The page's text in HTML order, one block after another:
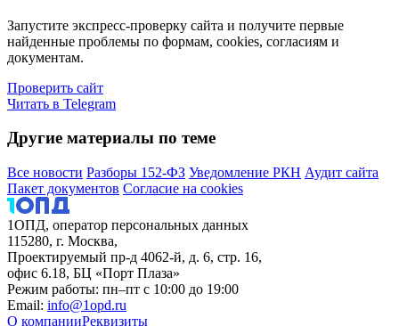
Запустите экспресс-проверку сайта и получите первые
найденные проблемы по формам, cookies, согласиям и
документам.
Проверить сайт
Читать в Telegram
Другие материалы по теме
Все новости Разборы 152-ФЗ Уведомление РКН Аудит сайта
Пакет документов Согласие на cookies
1ОПД, оператор персональных данных
115280, г. Москва,
Проектируемый пр-д 4062-й, д. 6, стр. 16,
офис 6.18, БЦ «Порт Плаза»
Режим работы: пн–пт с 10:00 до 19:00
Email: info@1opd.ru
О компанииРеквизиты